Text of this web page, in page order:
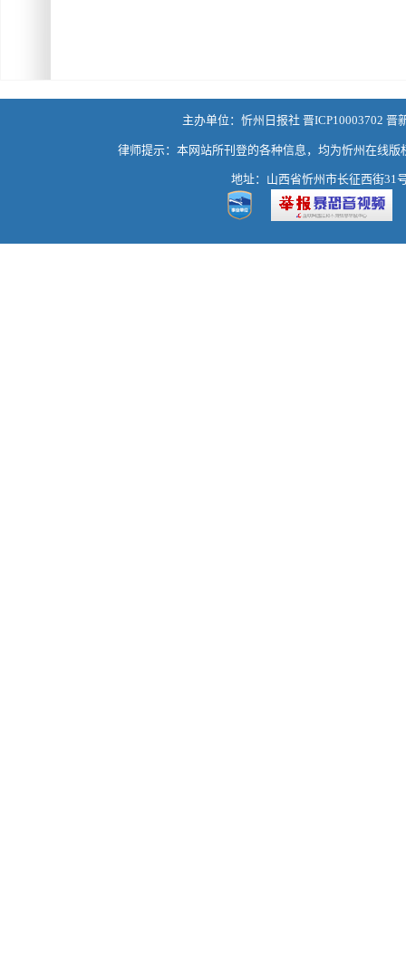
主办单位：忻州日报社 晋ICP10003702 晋
律师提示：本网站所刊登的各种信息，均为忻州在线
地址：山西省忻州市长征西街31